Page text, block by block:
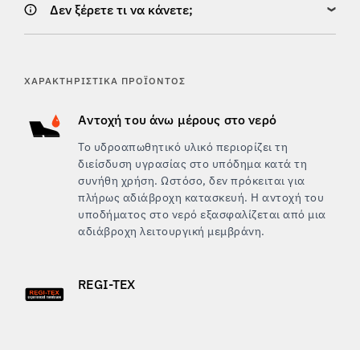
Δεν ξέρετε τι να κάνετε;
ΧΑΡΑΚΤΗΡΙΣΤΙΚΆ ΠΡΟΪΌΝΤΟΣ
Αντοχή του άνω μέρους στο νερό
Το υδροαπωθητικό υλικό περιορίζει τη
διείσδυση υγρασίας στο υπόδημα κατά τη
συνήθη χρήση. Ωστόσο, δεν πρόκειται για
πλήρως αδιάβροχη κατασκευή. Η αντοχή του
υποδήματος στο νερό εξασφαλίζεται από μια
αδιάβροχη λειτουργική μεμβράνη.
REGI-TEX